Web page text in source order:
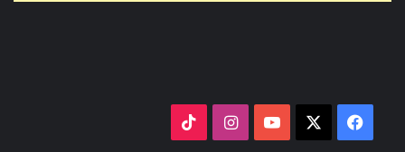
فيسبوك ‫YouTubeانستقرام